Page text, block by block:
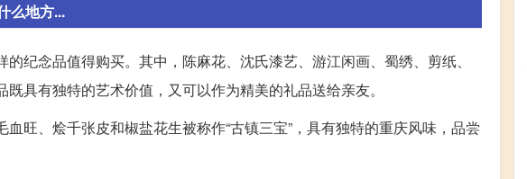
么地方...
纪念品值得购买。其中，陈麻花、沈氏漆艺、游江闲画、蜀绣、剪纸、
具有独特的艺术价值，又可以作为精美的礼品送给亲友。
旺、烩千张皮和椒盐花生被称作“古镇三宝”，具有独特的重庆风味，品尝